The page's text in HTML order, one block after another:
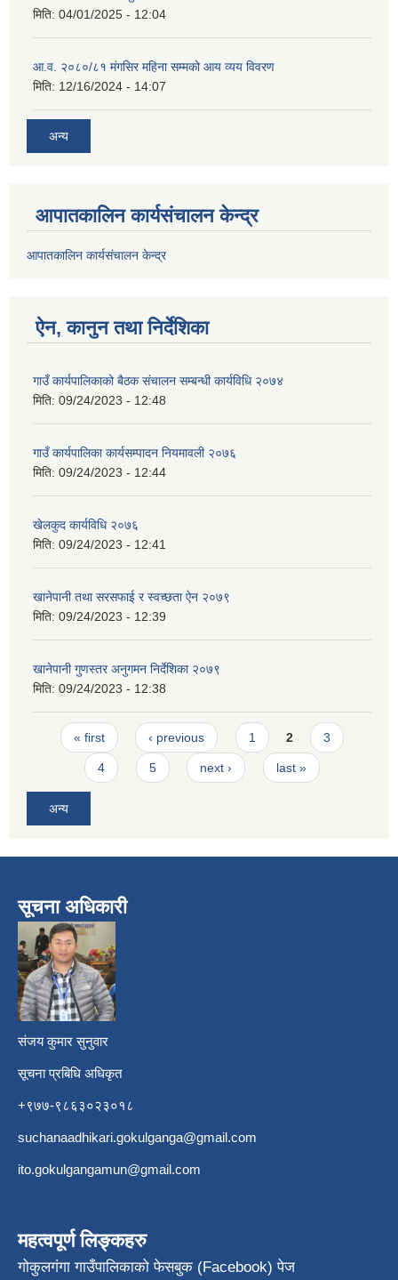
मिति: 04/01/2025 - 12:04
आ.व. २०८०/८१ मंगसिर महिना सम्मको आय व्यय विवरण
मिति: 12/16/2024 - 14:07
अन्य
आपातकालिन कार्यसंचालन केन्द्र
आपातकालिन कार्यसंचालन केन्द्र
ऐन, कानुन तथा निर्देशिका
गाउँ कार्यपालिकाको बैठक संचालन सम्बन्धी कार्यविधि २०७४
मिति: 09/24/2023 - 12:48
गाउँ कार्यपालिका कार्यसम्पादन नियमावली २०७६
मिति: 09/24/2023 - 12:44
खेलकुद कार्यविधि २०७६
मिति: 09/24/2023 - 12:41
खानेपानी तथा सरसफाई र स्वच्छता ऐन २०७९
मिति: 09/24/2023 - 12:39
खानेपानी गुणस्तर अनुगमन निर्देशिका २०७९
मिति: 09/24/2023 - 12:38
Pages
« first ‹ previous 1 2 3
4 5 next › last »
अन्य
सूचना अधिकारी
संजय कुमार सुनुवार
सूचना प्रबिधि अधिकृत
+९७७-९८६३०२३०१८
suchanaadhikari.gokulganga@gmail.com
ito.gokulgangamun@gmail.com
महत्वपूर्ण लिङ्कहरु
गोकुलगंगा गाउँपालिकाको फेसबुक (Facebook) पेज